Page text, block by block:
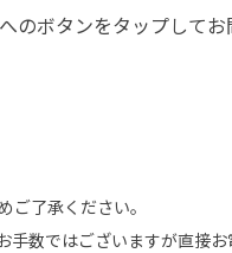
ボタンをタップしてお
了承ください。
数ではございますが直接お